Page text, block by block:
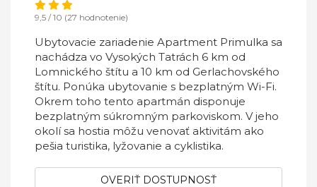
9,5 / 10 (27 hodnotenie)
Ubytovacie zariadenie Apartment Primulka sa
nachádza vo Vysokých Tatrách 6 km od
Lomnického štítu a 10 km od Gerlachovského
štítu. Ponúka ubytovanie s bezplatným Wi-Fi.
Okrem toho tento apartmán disponuje
bezplatným súkromným parkoviskom. V jeho
okolí sa hostia môžu venovať aktivitám ako
pešia turistika, lyžovanie a cyklistika.
OVERIŤ DOSTUPNOSŤ